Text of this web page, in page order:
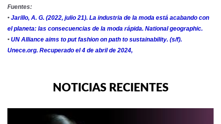
Fuentes:
• Jarillo, A. G. (2022, julio 21). La industria de la moda está acabando con
el planeta: las consecuencias de la moda rápida. National geographic.
• UN Alliance aims to put fashion on path to sustainability. (s/f).
Unece.org. Recuperado el 4 de abril de 2024,
NOTICIAS RECIENTES